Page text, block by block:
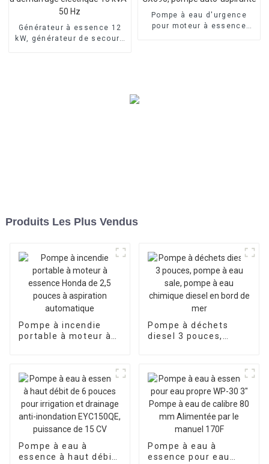
Générateur à essence 12
kW, générateur de secours
Pompe à eau d'urgence
pour moteur à essence
Produits Les Plus Vendus
Pompe à incendie
portable à moteur à
Pompe à déchets
diesel 3 pouces,
bord de mer
Pompe à eau à
essence à haut débit
Pompe à eau à
essence pour eau